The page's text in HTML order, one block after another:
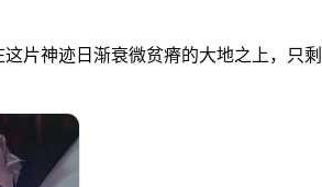
神迹日渐衰微贫瘠的大地之上，只剩